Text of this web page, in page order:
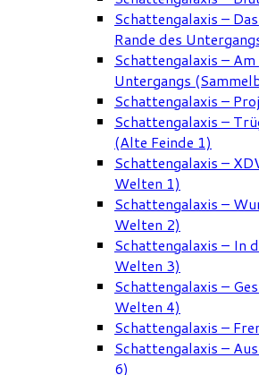
Schattengalaxis –
Rande des
Schattengalaxis – Am
Untergangs
Schattengalaxis –
Schattengalaxis –
(Alte Feinde 1)
Schattengalaxis –
Welten 1)
Schattengalaxis –
Welten 2)
Schattengalaxis – In
Welten 3)
Schattengalaxis –
Welten 4)
Schattengalaxis –
Schattengalaxis –
6)